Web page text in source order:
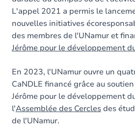
L'appel 2021 a permis le
nouvelles initiatives
des membres de l'UNamur et
Jérôme pour le développement
En 2023, l'UNamur ouvre un
CaNDLE financé grâce au
Jérôme pour le développement
l'Assemblée des Cerclesdes
de l'UNamur.